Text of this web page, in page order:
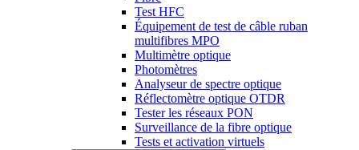
Test HFC
Équipement de test de câble ruban
multifibres MPO
Multimètre optique
Photomètres
Analyseur de spectre optique
Réflectomètre optique OTDR
Tester les réseaux PON
Surveillance de la fibre optique
Tests et activation virtuels